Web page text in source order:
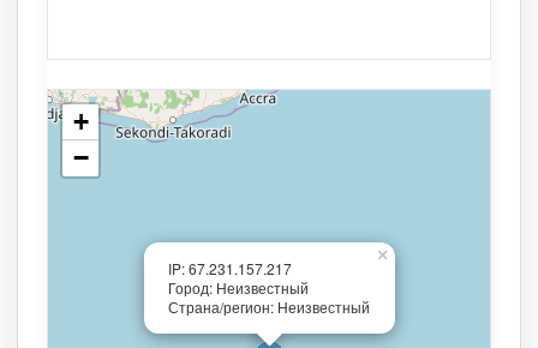
IP: 67.231.157.217
Город: Неизвестный
Страна/регион: Неизвестный
×
+
−